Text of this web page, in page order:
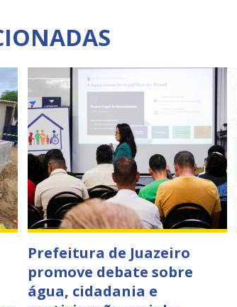
Prefeitura de Juazeiro
promove debate sobre
água, cidadania e